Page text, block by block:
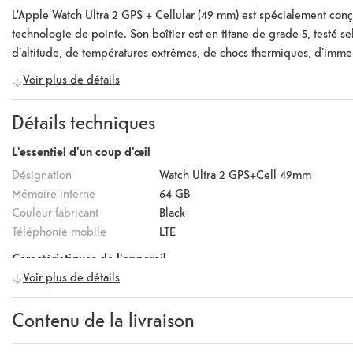
L'Apple Watch Ultra 2 GPS + Cellular (49 mm) est spécialement
technologie de pointe. Son boîtier est en titane de grade 5, testé
d'altitude, de températures extrêmes, de chocs thermiques,
jusqu'à 100 m et adaptée aux plongeurs sportifs jusqu'à une
cœur 64 bits, l'Ultra 2 offre des performances exceptionnelles.
±1 mètre, ainsi qu'un capteur de température de l'eau. L'écran
luminosité maximale de 3000 nits, garantissant une lisibilité
de la batterie est de 36 heures en utilisation normale, pouvant être
Voir plus de détails
Détails techniques
L'essentiel d'un coup d'œil
Désignation
Watch Ultra 2 GPS+Cell 49mm
Mémoire interne
64 GB
Couleur fabricant
Black
Téléphonie mobile
LTE
Caractéristiques de l'appareil
Système d'exploitation
Version
11
Chipset
S9 SiP
Voir plus de détails
Contenu de la livraison
Contenu de la livraison Apple Watch Ultra 2, Bracelet,